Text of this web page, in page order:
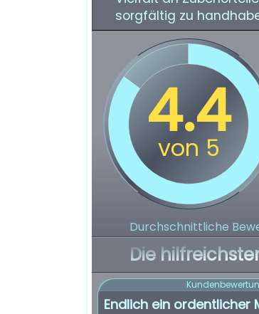
sorgfältig zu
Durchschnittliche
Die
Endlich ein ordentlicher